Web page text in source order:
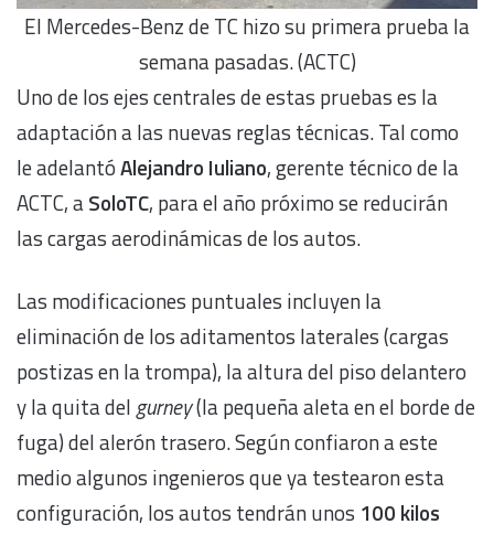
El Mercedes-Benz de TC hizo su primera prueba la
semana pasadas. (ACTC)
Uno de los ejes centrales de estas pruebas es la
adaptación a las nuevas reglas técnicas. Tal como
le adelantóAlejandro Iuliano, gerente técnico de la
ACTC, aSoloTC, para el año próximo se reducirán
las cargas aerodinámicas de los autos.
Las modificaciones puntuales incluyen la
eliminación de los aditamentos laterales (cargas
postizas en la trompa), la altura del piso delantero
y la quita del gurney(la pequeña aleta en el borde de
fuga) del alerón trasero. Según confiaron a este
medio algunos ingenieros que ya testearon esta
configuración, los autos tendrán unos 100 kilos